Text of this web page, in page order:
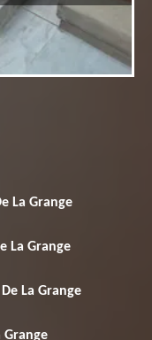
La Grange
La Grange
La Grange
Grange